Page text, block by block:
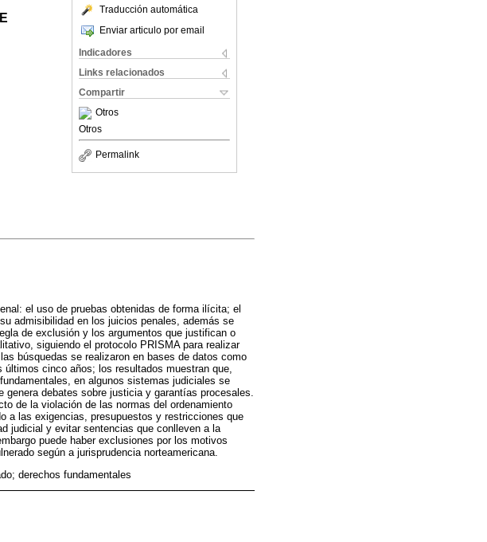
Traducción automática
Enviar articulo por email
Indicadores
Links relacionados
Compartir
Otros
Otros
Permalink
el uso de pruebas obtenidas de forma ilícita; el
admisibilidad en los juicios penales, además se
de exclusión y los argumentos que justifican o
siguiendo el protocolo PRISMA para realizar
búsquedas se realizaron en bases de datos como
cinco años; los resultados muestran que,
en algunos sistemas judiciales se
debates sobre justicia y garantías procesales.
de la violación de las normas del ordenamiento
a las exigencias, presupuestos y restricciones que
judicial y evitar sentencias que conlleven a la
puede haber exclusiones por los motivos
según a jurisprudencia norteamericana.
derechos fundamentales